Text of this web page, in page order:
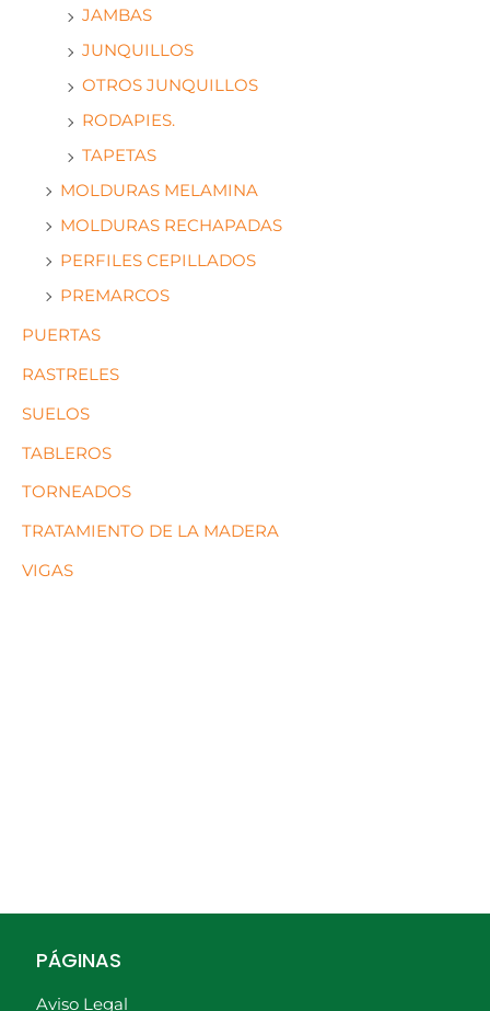
JAMBAS
JUNQUILLOS
OTROS JUNQUILLOS
RODAPIES.
TAPETAS
MOLDURAS MELAMINA
MOLDURAS RECHAPADAS
PERFILES CEPILLADOS
PREMARCOS
PUERTAS
RASTRELES
SUELOS
TABLEROS
TORNEADOS
TRATAMIENTO DE LA MADERA
VIGAS
PÁGINAS
Aviso Legal